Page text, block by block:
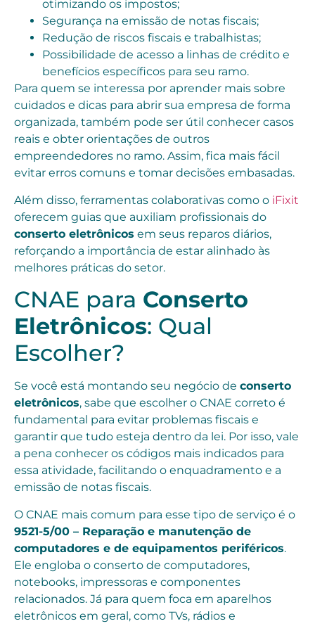
otimizando os impostos;
Segurança na emissão de notas fiscais;
Redução de riscos fiscais e trabalhistas;
Possibilidade de acesso a linhas de crédito e
benefícios específicos para seu ramo.
Para quem se interessa por aprender mais sobre
cuidados e dicas para abrir sua empresa de forma
organizada, também pode ser útil conhecer casos
reais e obter orientações de outros
empreendedores no ramo. Assim, fica mais fácil
evitar erros comuns e tomar decisões embasadas.
Além disso, ferramentas colaborativas como o iFixit
oferecem guias que auxiliam profissionais do
conserto eletrônicos em seus reparos diários,
reforçando a importância de estar alinhado às
melhores práticas do setor.
CNAE para Conserto
Eletrônicos: Qual
Escolher?
Se você está montando seu negócio de conserto
eletrônicos, sabe que escolher o CNAE correto é
fundamental para evitar problemas fiscais e
garantir que tudo esteja dentro da lei. Por isso, vale
a pena conhecer os códigos mais indicados para
essa atividade, facilitando o enquadramento e a
emissão de notas fiscais.
O CNAE mais comum para esse tipo de serviço é o
9521-5/00 – Reparação e manutenção de
computadores e de equipamentos periféricos.
Ele engloba o conserto de computadores,
notebooks, impressoras e componentes
relacionados. Já para quem foca em aparelhos
eletrônicos em geral, como TVs, rádios e